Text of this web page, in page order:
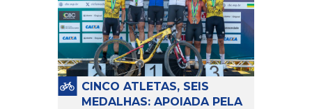
controlando a temperatura de
operação e evitando
superaquecimentos. Por
trabalhar constantemente
enquanto o motor está em
funcionamento, a bomba
d’água exige não apenas […]
CINCO ATLETAS, SEIS
MEDALHAS: APOIADA PELA